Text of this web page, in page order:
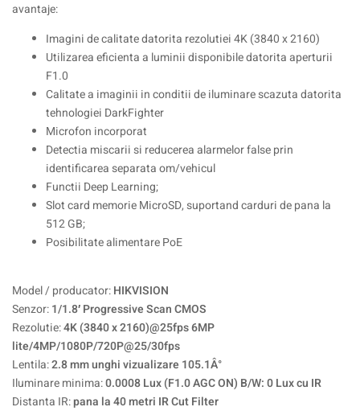
avantaje:
Imagini de calitate datorita rezolutiei 4K (3840 x 2160)
Utilizarea eficienta a luminii disponibile datorita aperturii
F1.0
Calitate a imaginii in conditii de iluminare scazuta datorita
tehnologiei DarkFighter
Microfon incorporat
Detectia miscarii si reducerea alarmelor false prin
identificarea separata om/vehicul
Functii Deep Learning;
Slot card memorie MicroSD, suportand carduri de pana la
512 GB;
Posibilitate alimentare PoE
Model / producator:HIKVISION
Senzor:1/1.8′ Progressive Scan CMOS
Rezolutie:4K (3840 x 2160)@25fps 6MP
lite/4MP/1080P/720P@25/30fps
Lentila:2.8 mm unghi vizualizare 105.1Â°
Iluminare minima:0.0008 Lux (F1.0 AGC ON) B/W: 0 Lux cu IR
Distanta IR:pana la 40 metri IR Cut Filter